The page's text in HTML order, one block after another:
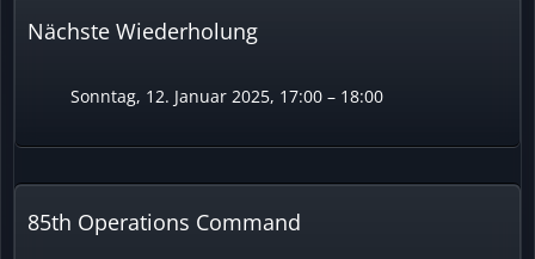
Nächste Wiederholung
Sonntag, 12. Januar 2025, 17:00 – 18:00
85th Operations Command